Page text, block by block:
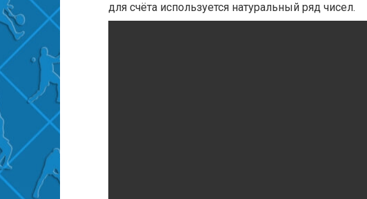
для счёта используется натуральный ряд чисел.